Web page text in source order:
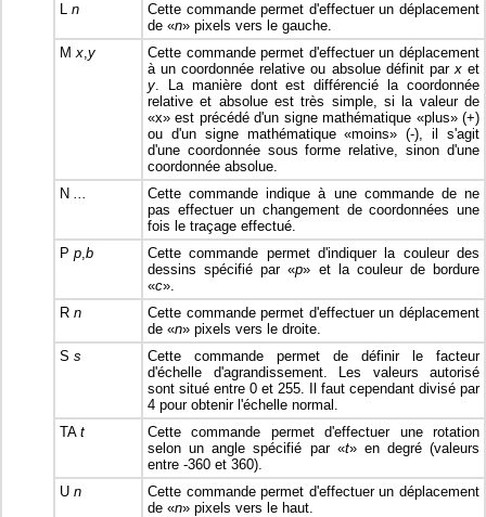
L n
Cette commande permet d'effectuer un déplacement
de «n» pixels vers le gauche.
Mx,y
Cette commande permet d'effectuer un déplacement
à un coordonnée relative ou absolue définit parxet
y. La manière dont est différencié la coordonnée
relative et absolue est très simple, si la valeur de
«x» est précédé d'un signe mathématique «plus» (+)
ou d'un signe mathématique «moins» (-), il s'agit
d'une coordonnée sous forme relative, sinon d'une
coordonnée absolue.
N ...
Cette commande indique à une commande de ne
pas effectuer un changement de coordonnées une
fois le traçage effectué.
P p,b
Cette commande permet d'indiquer la couleur des
dessins spécifié par «p» et la couleur de bordure
«c».
R n
Cette commande permet d'effectuer un déplacement
de «n» pixels vers le droite.
S s
Cette commande permet de définir le facteur
d'échelle d'agrandissement. Les valeurs autorisé
sont situé entre 0 et 255. Il faut cependant divisé par
4 pour obtenir l'échelle normal.
TA t
Cette commande permet d'effectuer une rotation
selon un angle spécifié par «t» en degré (valeurs
entre -360 et 360).
U n
Cette commande permet d'effectuer un déplacement
de «n» pixels vers le haut.